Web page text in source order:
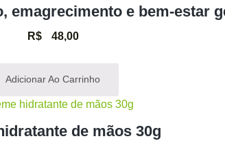
emagrecimento e bem-estar
R$48,00
Adicionar Ao Carrinho
de mãos 30g